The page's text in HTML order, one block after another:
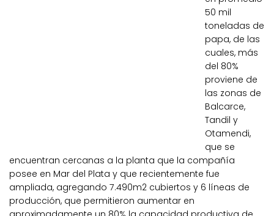
50 mil
toneladas de
papa, de las
cuales, más
del 80%
proviene de
las zonas de
Balcarce,
Tandil y
Otamendi,
que se
encuentran cercanas a la planta que la compañía
posee en Mar del Plata y que recientemente fue
ampliada, agregando 7.490m2 cubiertos y 6 líneas de
producción, que permitieron aumentar en